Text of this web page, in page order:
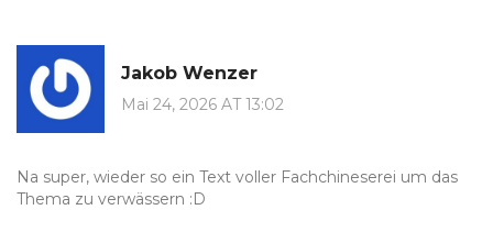
Jakob Wenzer
Mai 24, 2026 AT 13:02
Na super, wieder so ein Text voller Fachchineserei um das
Thema zu verwässern :D